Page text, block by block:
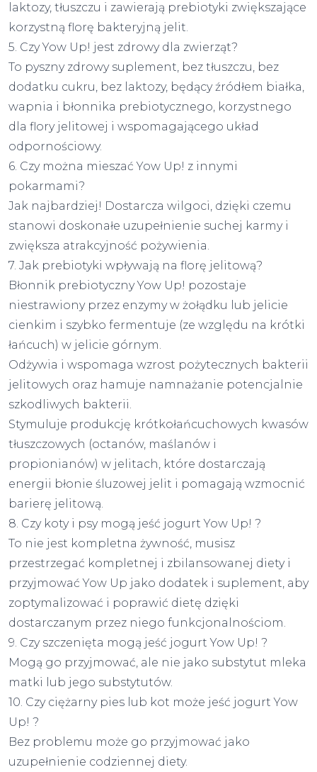
laktozy, tłuszczu i zawierają prebiotyki zwiększające
korzystną florę bakteryjną jelit.
5. Czy Yow Up! jest zdrowy dla zwierząt?
To pyszny zdrowy suplement, bez tłuszczu, bez
dodatku cukru, bez laktozy, będący źródłem białka,
wapnia i błonnika prebiotycznego, korzystnego
dla flory jelitowej i wspomagającego układ
odpornościowy.
6. Czy można mieszać Yow Up! z innymi
pokarmami?
Jak najbardziej! Dostarcza wilgoci, dzięki czemu
stanowi doskonałe uzupełnienie suchej karmy i
zwiększa atrakcyjność pożywienia.
7. Jak prebiotyki wpływają na florę jelitową?
Błonnik prebiotyczny Yow Up! pozostaje
niestrawiony przez enzymy w żołądku lub jelicie
cienkim i szybko fermentuje (ze względu na krótki
łańcuch) w jelicie górnym.
Odżywia i wspomaga wzrost pożytecznych bakterii
jelitowych oraz hamuje namnażanie potencjalnie
szkodliwych bakterii.
Stymuluje produkcję krótkołańcuchowych kwasów
tłuszczowych (octanów, maślanów i
propionianów) w jelitach, które dostarczają
energii błonie śluzowej jelit i pomagają wzmocnić
barierę jelitową.
8. Czy koty i psy mogą jeść jogurt Yow Up! ?
To nie jest kompletna żywność, musisz
przestrzegać kompletnej i zbilansowanej diety i
przyjmować Yow Up jako dodatek i suplement, aby
zoptymalizować i poprawić dietę dzięki
dostarczanym przez niego funkcjonalnościom.
9. Czy szczenięta mogą jeść jogurt Yow Up! ?
Mogą go przyjmować, ale nie jako substytut mleka
matki lub jego substytutów.
10. Czy ciężarny pies lub kot może jeść jogurt Yow
Up! ?
Bez problemu może go przyjmować jako
uzupełnienie codziennej diety.